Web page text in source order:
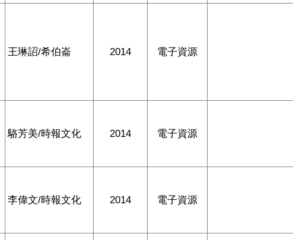
王琳詔/希伯崙 2014 電子資源
駱芳美/時報文化 2014 電子資源
李偉文/時報文化 2014 電子資源